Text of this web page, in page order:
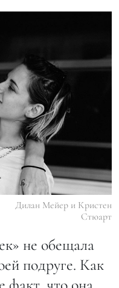
Дилан Мейер и Кристен
Стюарт
не обещала
подруге. Как